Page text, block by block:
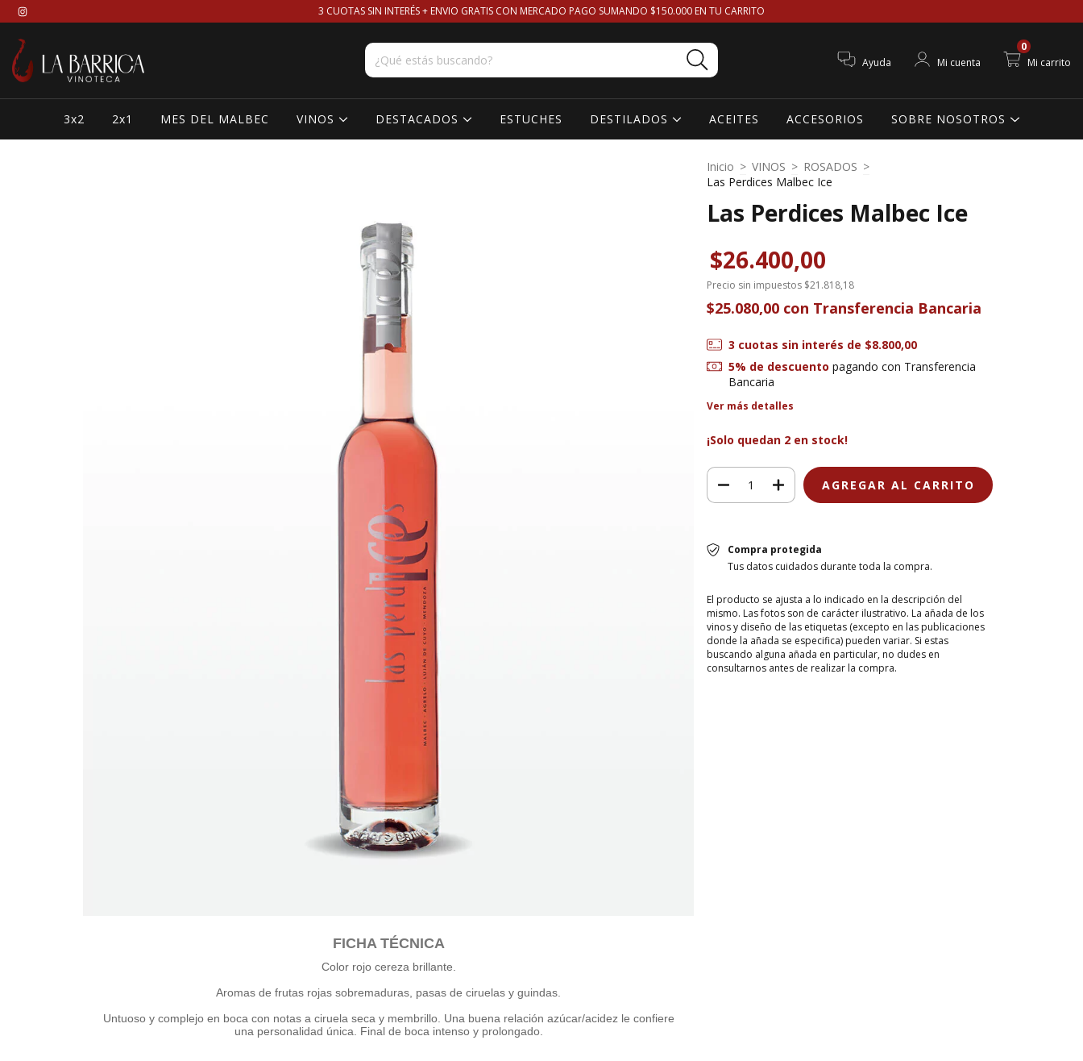
3 CUOTAS SIN INTERÉS + ENVIO GRATIS CON MERCADO PAGO SUMANDO $150.000 EN TU CARRITO
Ayuda Mi cuenta Mi carrito
0
3x2 2x1 MES DEL MALBEC VINOS DESTACADOS ESTUCHES DESTILADOS ACEITES ACCESORIOS SOBRE NOSOTROS
FICHA TÉCNICA
Color rojo cereza brillante.
Aromas de frutas rojas sobremaduras, pasas de ciruelas y guindas.
Untuoso y complejo en boca con notas a ciruela seca y membrillo. Una buena relación azúcar/acidez le confiere
una personalidad única. Final de boca intenso y prolongado.
Inicio > VINOS > ROSADOS >
Las Perdices Malbec Ice
Las Perdices Malbec Ice
$26.400,00
Precio sin impuestos $21.818,18
$25.080,00 con Transferencia Bancaria
3 cuotas sin interés de $8.800,00
5% de descuento pagando con Transferencia
Bancaria
Ver más detalles
¡Solo quedan 2 en stock!
Compra protegida
Tus datos cuidados durante toda la compra.
El producto se ajusta a lo indicado en la descripción del
mismo. Las fotos son de carácter ilustrativo. La añada de los
vinos y diseño de las etiquetas (excepto en las publicaciones
donde la añada se especifica) pueden variar. Si estas
buscando alguna añada en particular, no dudes en
consultarnos antes de realizar la compra.